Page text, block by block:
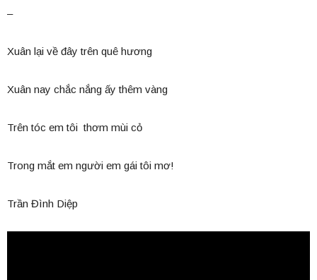
–
Xuân lại về đây trên quê hương
Xuân nay chắc nắng ấy thêm vàng
Trên tóc em tôi thơm mùi cỏ
Trong mắt em người em gái tôi mơ!
Trần Đình Diệp